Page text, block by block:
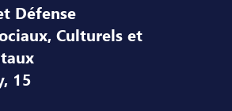
Défense
Culturels et
15